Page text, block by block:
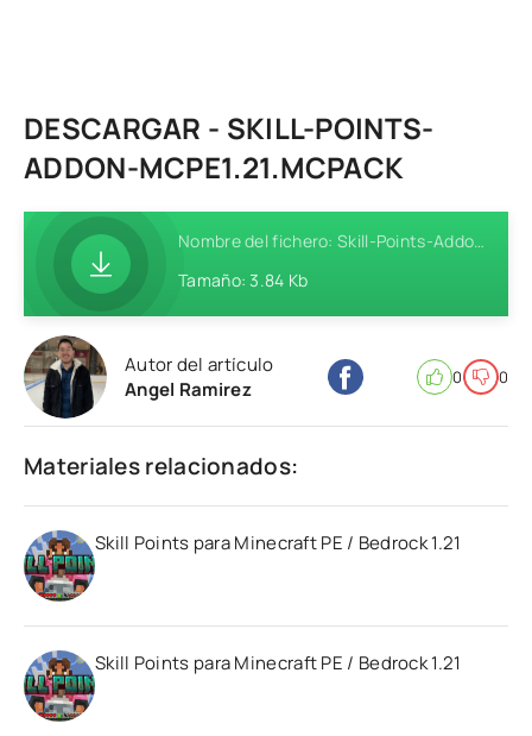
DESCARGAR - SKILL-POINTS-
ADDON-MCPE1.21.MCPACK
Nombre del fichero: Skill-Points-Addon-MCPE1.21.mcpack
Tamaño: 3.84 Kb
Autor del artículo
Angel Ramirez
0 0
Materiales relacionados:
Skill Points para Minecraft PE / Bedrock 1.21
Skill Points para Minecraft PE / Bedrock 1.21